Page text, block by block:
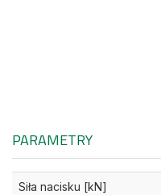
PARAMETRY
Siła nacisku [kN]